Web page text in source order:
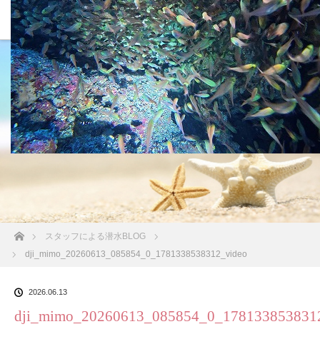
沖縄の海 BLOG
ホームスタッフによる潜水BLOG
dji_mimo_20260613_085854_0_1781338538312_video
2026.06.13